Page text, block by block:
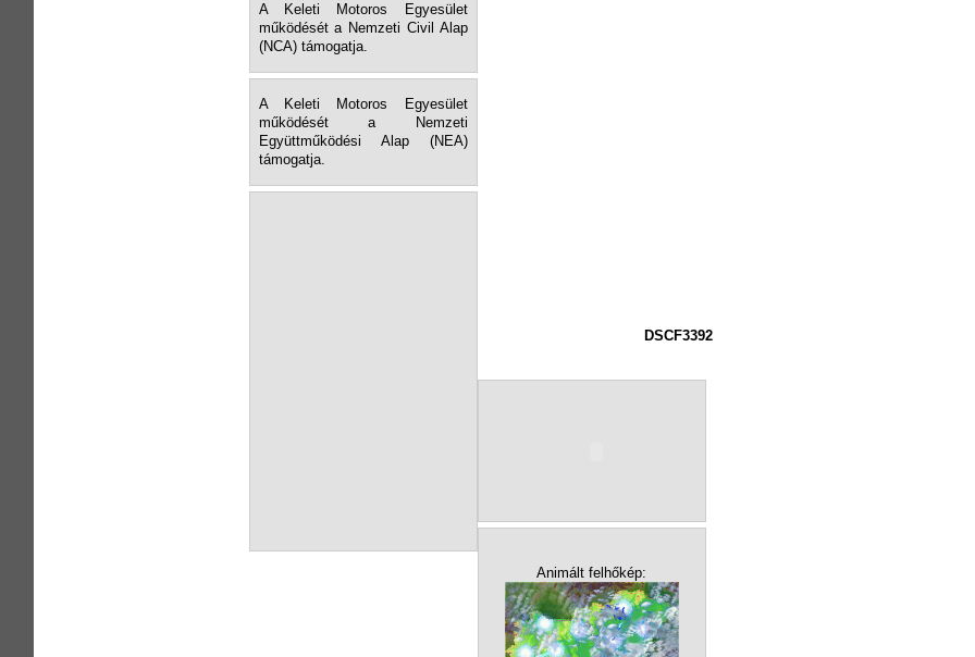
A Keleti Motoros Egyesület
működését a Nemzeti Civil Alap
(NCA) támogatja.
A Keleti Motoros Egyesület
működését a Nemzeti
Együttműködési Alap (NEA)
támogatja.
DSCF3392
Animált felhőkép: